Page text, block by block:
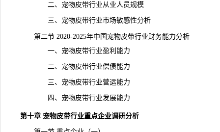
二、宠物皮带行业从业人员规模
三、宠物皮带行业市场敏感性分析
第二节 2020-2025年中国宠物皮带行业财务能力分析
一、宠物皮带行业盈利能力
二、宠物皮带行业偿债能力
三、宠物皮带行业营运能力
四、宠物皮带行业发展能力
第十章 宠物皮带行业重点企业调研分析